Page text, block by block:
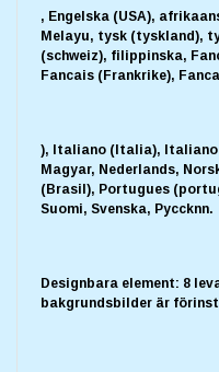
, Engelska (USA),
Melayu, tysk (tyskland),
(schweiz), filippinska,
Fancais (Frankrike),
), Italiano (Italia), Italiano
Magyar, Nederlands,
(Brasil), Portugues
Suomi, Svenska, Pyccknn.
Designbara element: 8
bakgrundsbilder är